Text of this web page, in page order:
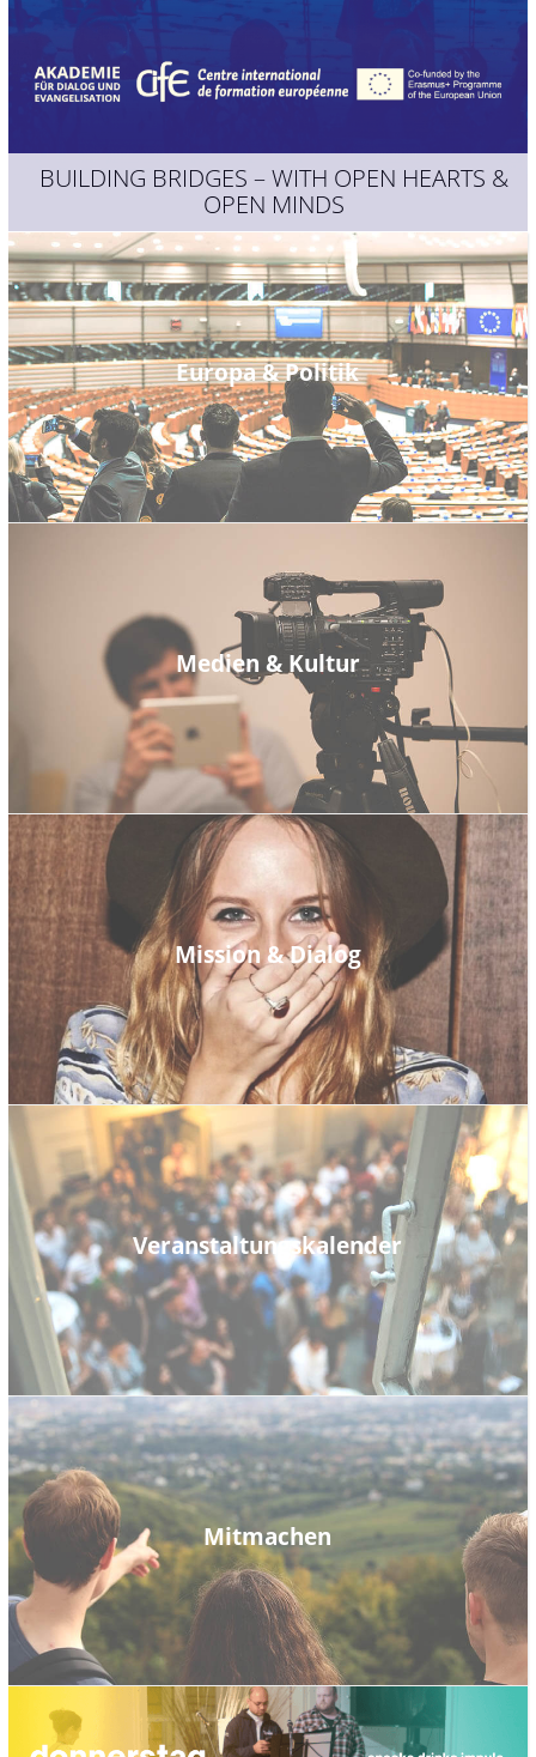
BUILDING BRIDGES – WITH OPEN HEARTS &
OPEN MINDS
Europa & Politik
Medien & Kultur
Mission & Dialog
Veranstaltungskalender
Mitmachen